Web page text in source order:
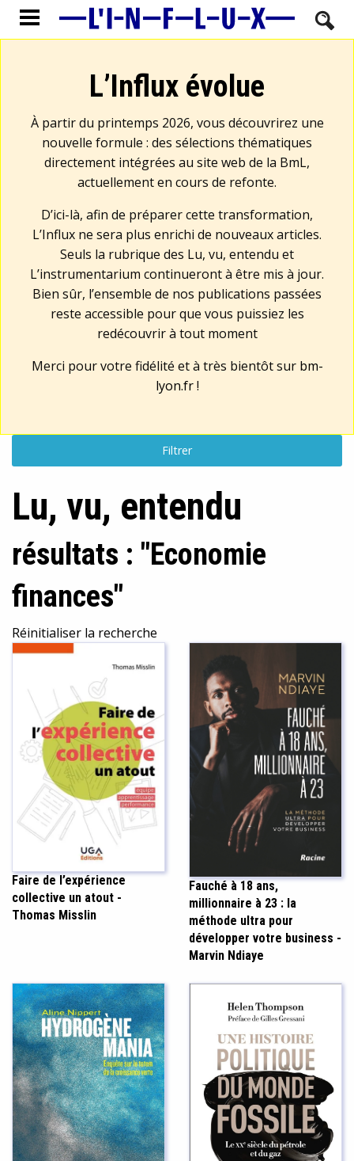
L’Influx évolue
À partir du printemps 2026, vous découvrirez une
nouvelle formule : des sélections thématiques
directement intégrées au site web de la BmL,
actuellement en cours de refonte.
D’ici-là, afin de préparer cette transformation,
L’Influx ne sera plus enrichi de nouveaux articles.
Seuls la rubrique des Lu, vu, entendu et
L’instrumentarium continueront à être mis à jour.
Bien sûr, l’ensemble de nos publications passées
reste accessible pour que vous puissiez les
redécouvrir à tout moment
Merci pour votre fidélité et à très bientôt sur bm-
lyon.fr!
Filtrer
Lu, vu, entendu
résultats : "Economie
finances"
Réinitialiser la recherche
Faire de l’expérience
collective un atout -
Thomas Misslin
Fauché à 18 ans,
millionnaire à 23 : la
méthode ultra pour
développer votre business -
Marvin Ndiaye